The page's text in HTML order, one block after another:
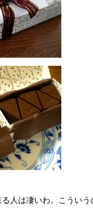
人は凄いわ。こういう